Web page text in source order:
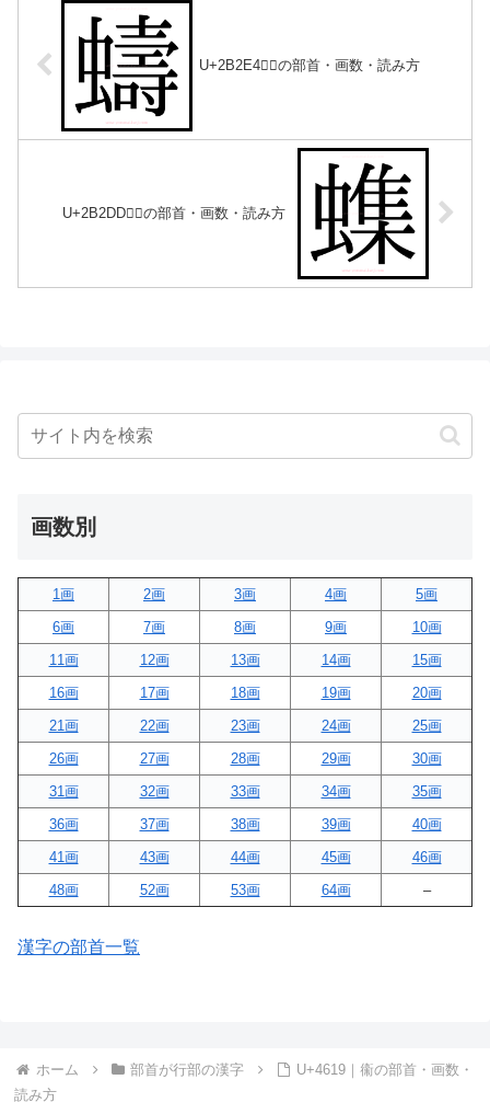
U+2B2E4｜𫋤の部首・画数・読み方
U+2B2DD｜𫋝の部首・画数・読み方
画数別
1画 2画 3画 4画
5画
6画
7画 8画 9画
10画
11画
12画 13画 14画
15画
16画
17画 18画 19画
20画
21画
22画 23画 24画
25画
26画
27画 28画 29画
30画
31画
32画 33画 34画
35画
36画
37画 38画 39画
40画
41画
43画 44画 45画
46画
48画
52画 53画 64画 –
漢字の部首一覧
ホーム 部首が行部の漢字
U+4619｜䘙の部首・画数・
読み方